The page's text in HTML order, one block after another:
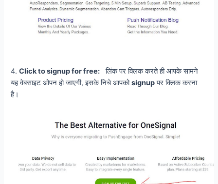
4.Click to signup for free: लिंक पर क्लिक करते ही आपके सामने
यह वेबसाइट ओपन हो जाएगी, इसके निचे आपकोsignupपर क्लिक करना
है।